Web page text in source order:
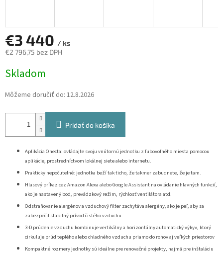
€3 440 / ks
€2 796,75 bez DPH
cena:
Skladom
Môžeme doručiť do: 12.8.2026
Pridať do košíka
Aplikácia Onecta: ovládajte svoju vnútornú jednotku z ľubovoľného miesta pomocou
aplikácie, prostredníctvom lokálnej siete alebo internetu.
Prakticky nepočuteľné: jednotka beží tak ticho, že takmer zabudnete, že je tam.
Hlasový príkaz cez Amazon Alexa alebo Google Assistant na ovládanie hlavných funkcií,
ako je nastavený bod, prevádzkový režim, rýchlosť ventilátora atď.
Odstraňovanie alergénov a vzduchový filter zachytáva alergény, ako je peľ, aby sa
zabezpečil stabilný prívod čistého vzduchu
3-D prúdenie vzduchu kombinuje vertikálny a horizontálny automatický výkyv, ktorý
cirkuluje prúd teplého alebo chladného vzduchu priamo do rohov aj veľkých priestorov
Kompaktné rozmery jednotky sú ideálne pre renovačné projekty, najmä pre inštaláciu